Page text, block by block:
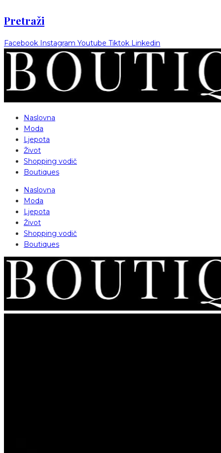
Pretraži
Facebook Instagram Youtube Tiktok Linkedin
Naslovna
Moda
Ljepota
Život
Shopping vodič
Boutiques
Naslovna
Moda
Ljepota
Život
Shopping vodič
Boutiques